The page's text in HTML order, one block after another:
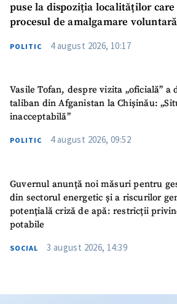
puse la dispoziția localităților
procesul de amalgamare voluntară
POLITIC 4 august 2026, 10:17
Vasile Tofan, despre vizita „oficială”
taliban din Afganistan la Chișinău:
inacceptabilă”
POLITIC 4 august 2026, 09:52
Guvernul anunță noi măsuri pentru
din sectorul energetic și a riscurilor
potențială criză de apă: restricții
potabile
SOCIAL 3 august 2026, 14:39